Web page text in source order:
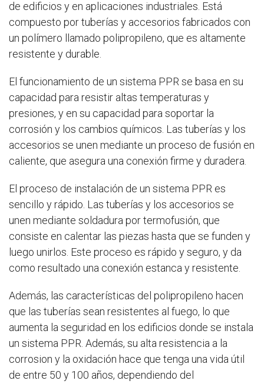
de edificios y en aplicaciones industriales. Está
compuesto por tuberías y accesorios fabricados con
un polímero llamado polipropileno, que es altamente
resistente y durable.
El funcionamiento de un sistema PPR se basa en su
capacidad para resistir altas temperaturas y
presiones, y en su capacidad para soportar la
corrosión y los cambios químicos. Las tuberías y los
accesorios se unen mediante un proceso de fusión en
caliente, que asegura una conexión firme y duradera.
El proceso de instalación de un sistema PPR es
sencillo y rápido. Las tuberías y los accesorios se
unen mediante soldadura por termofusión, que
consiste en calentar las piezas hasta que se funden y
luego unirlos. Este proceso es rápido y seguro, y da
como resultado una conexión estanca y resistente.
Además, las características del polipropileno hacen
que las tuberías sean resistentes al fuego, lo que
aumenta la seguridad en los edificios donde se instala
un sistema PPR. Además, su alta resistencia a la
corrosion y la oxidación hace que tenga una vida útil
de entre 50 y 100 años, dependiendo del